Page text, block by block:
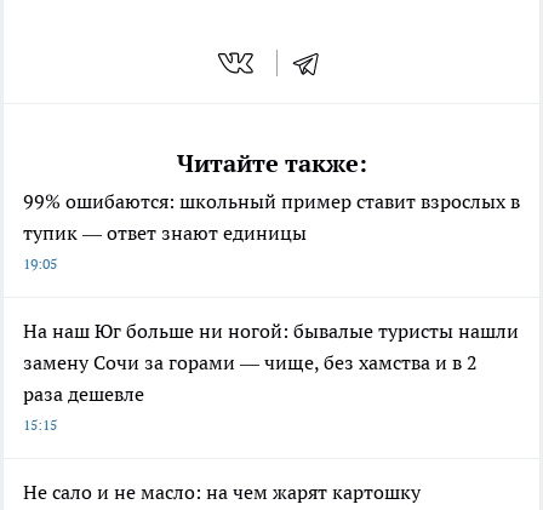
Читайте также:
99% ошибаются: школьный пример ставит взрослых в
тупик — ответ знают единицы
19:05
На наш Юг больше ни ногой: бывалые туристы нашли
замену Сочи за горами — чище, без хамства и в 2
раза дешевле
15:15
Не сало и не масло: на чем жарят картошку